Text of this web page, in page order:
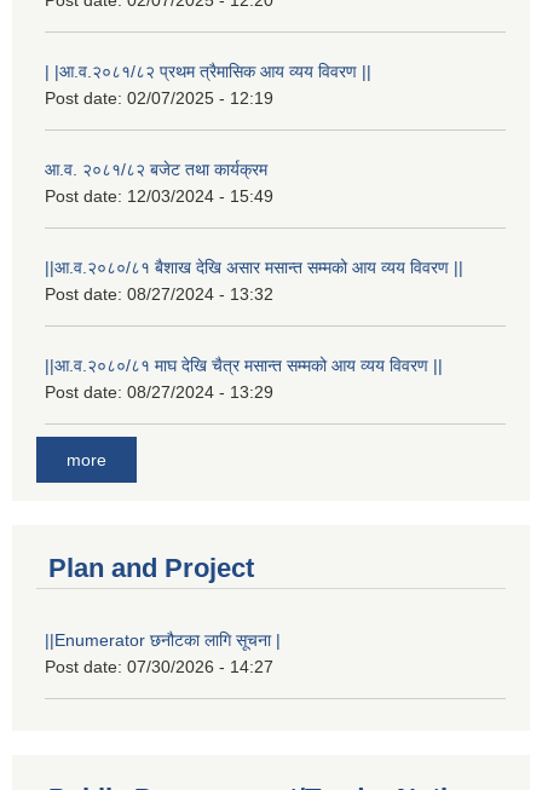
| |आ.व.२०८१/८२ प्रथम त्रैमासिक आय व्यय विवरण ||
Post date: 02/07/2025 - 12:19
आ.व. २०८१/८२ बजेट तथा कार्यक्रम
Post date: 12/03/2024 - 15:49
||आ.व.२०८०/८१ बैशाख देखि असार मसान्त सम्मको आय व्यय विवरण ||
Post date: 08/27/2024 - 13:32
||आ.व.२०८०/८१ माघ देखि चैत्र मसान्त सम्मको आय व्यय विवरण ||
Post date: 08/27/2024 - 13:29
more
Plan and Project
||Enumerator छनौटका लागि सूचना |
Post date: 07/30/2026 - 14:27